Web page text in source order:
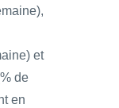
et
de
en